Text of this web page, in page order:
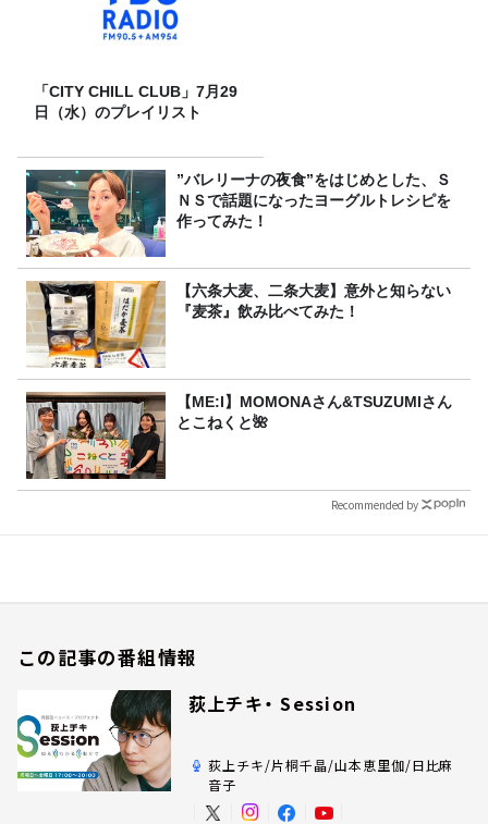
「CITY CHILL CLUB」7月29
日（水）のプレイリスト
”バレリーナの夜食”をはじめとした、Ｓ
ＮＳで話題になったヨーグルトレシピを
作ってみた！
【六条大麦、二条大麦】意外と知らない
『麦茶』飲み比べてみた！
【ME:I】MOMONAさん&TSUZUMIさん
とこねくと🌺
Recommended by
この記事の番組情報
荻上チキ・ Session
荻上チキ/片桐千晶/山本恵里伽/日比麻
音子